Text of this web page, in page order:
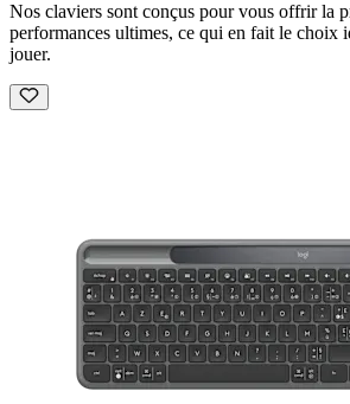
Nos claviers sont conçus pour vous offrir la
performances ultimes, ce qui en fait le choix
jouer.